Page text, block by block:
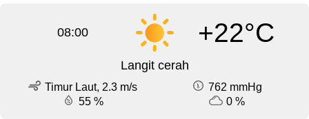
08:00 +22°C
Langit cerah
Timur Laut, 2.3 m/s
762 mmHg
55 %
0 %